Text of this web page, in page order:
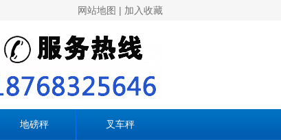
网站地图 | 加入收藏
地磅秤 叉车秤